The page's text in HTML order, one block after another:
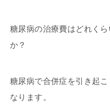
糖尿病の治療費はどれく
か？
糖尿病で合併症を引き起
なります。